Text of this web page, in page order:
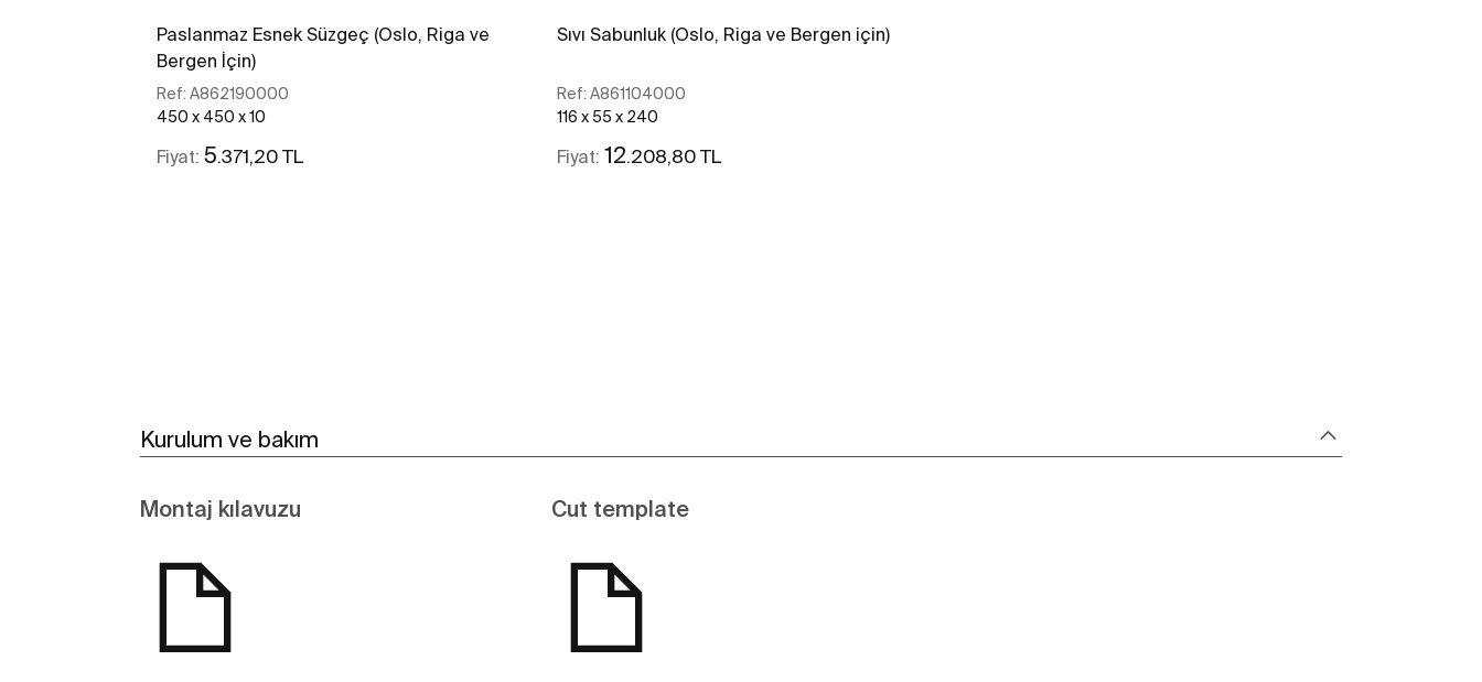
Paslanmaz Esnek Süzgeç (Oslo, Riga ve
Bergen İçin)
Ref: A862190000
450 x 450 x 10
Fiyat: 5.371,20 TL
Sıvı Sabunluk (Oslo, Riga ve Bergen için)
Ref:A861104000
116 x 55 x 240
Fiyat:12.208,80 TL
Kurulum ve bakım
Montaj kılavuzu Cut template